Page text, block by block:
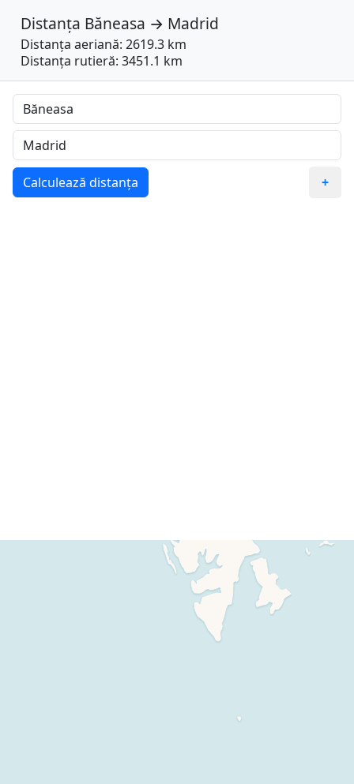
Distanța Băneasa → Madrid
Distanța aeriană: 2619.3 km
Distanța rutieră: 3451.1 km
Calculează distanța +